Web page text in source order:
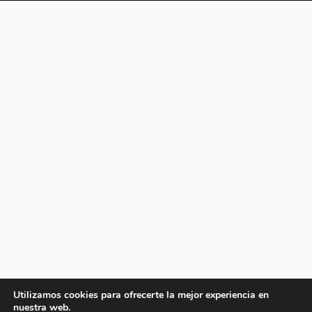
Utilizamos cookies para ofrecerte la mejor experiencia en
nuestra web.